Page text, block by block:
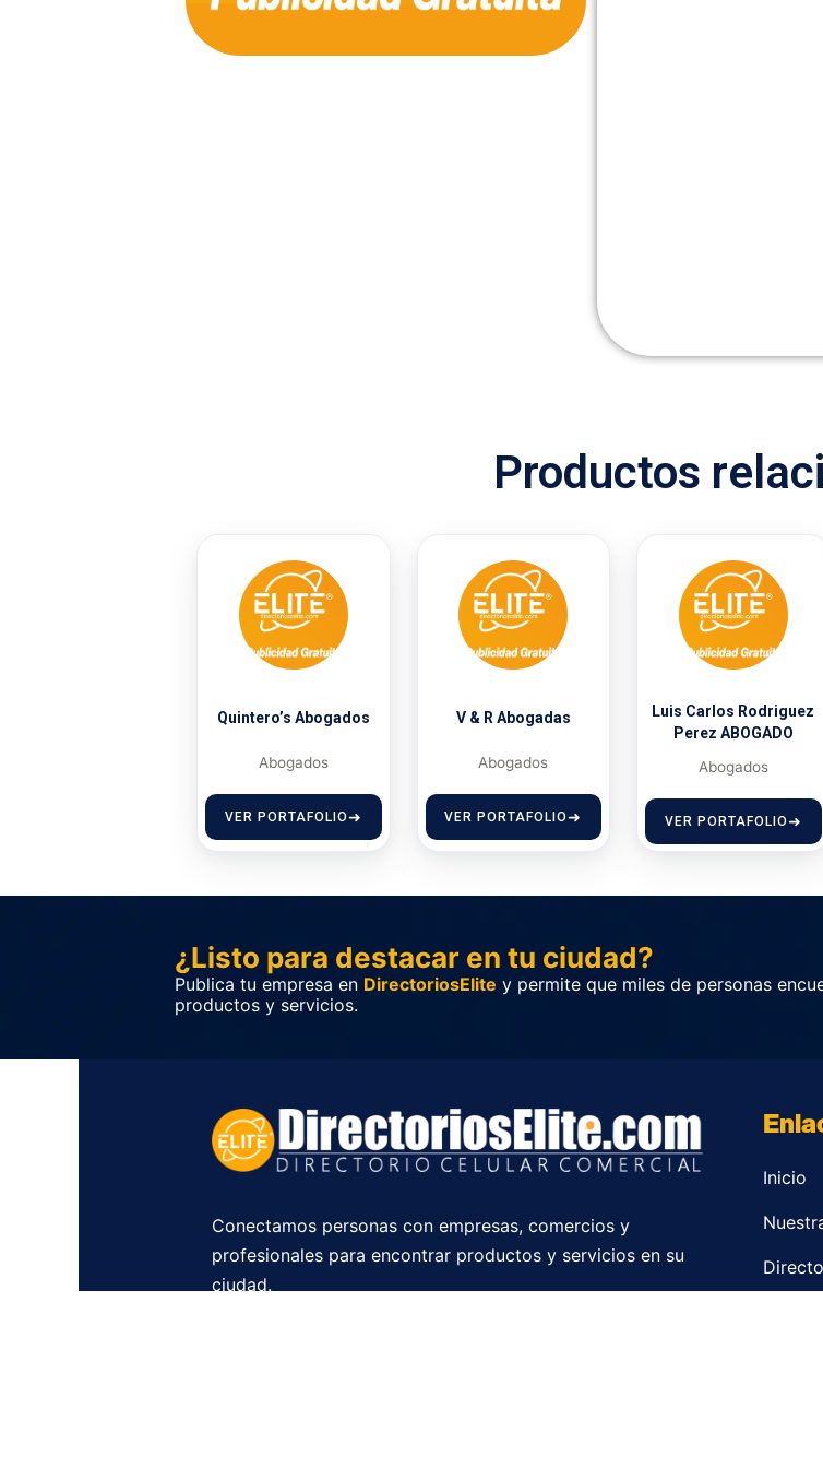
Productos
Quintero’s Abogados
Abogados
VER PORTAFOLIO
V & R Abogadas
Abogados
VER PORTAFOLIO
Luis Carlos Rodriguez
Perez ABOGADO
Abogados
VER PORTAFOLIO
¿Listo para destacar en tu ciudad?
Publica tu empresa en DirectoriosElite y permite que miles de personas
productos y servicios.
Conectamos personas con empresas, comercios y
profesionales para encontrar productos y servicios en su
ciudad.
Inicio